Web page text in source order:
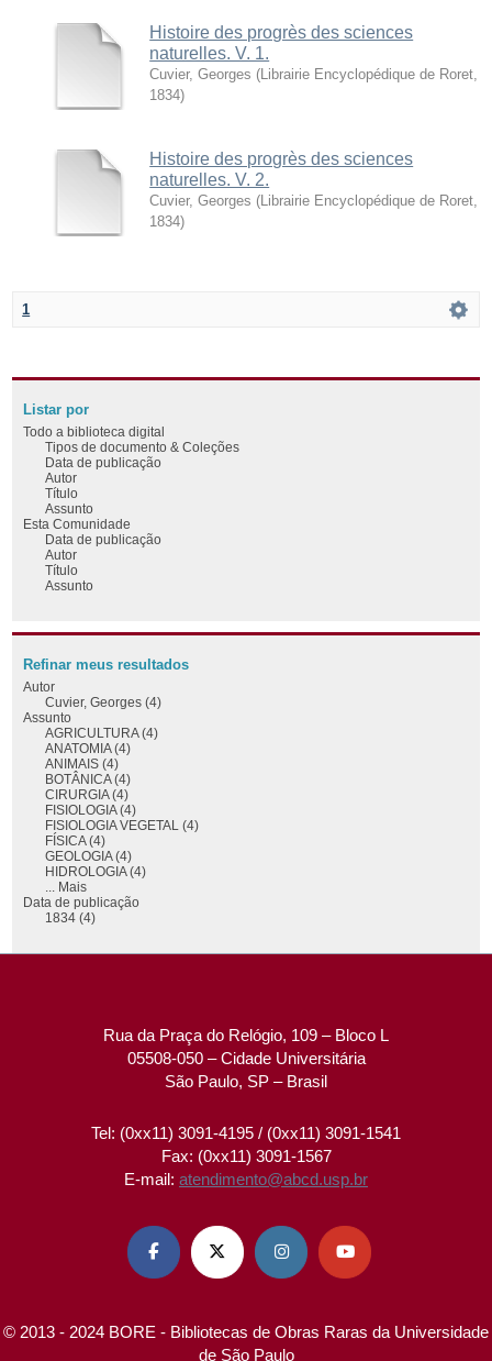
Histoire des progrès des sciences
naturelles. V. 1.
Cuvier, Georges ( Librairie Encyclopédique de Roret
1834)
Histoire des progrès des sciences
naturelles. V. 2.
Cuvier, Georges ( Librairie Encyclopédique de Roret
1834)
1
Listar por
Todo a biblioteca digital
Tipos de documento & Coleções
Data de publicação
Autor
Título
Assunto
Esta Comunidade
Data de publicação
Autor
Título
Assunto
Refinar meus resultados
Autor
Cuvier, Georges (4)
Assunto
AGRICULTURA (4)
ANATOMIA (4)
ANIMAIS (4)
BOTÂNICA (4)
CIRURGIA (4)
FISIOLOGIA (4)
FISIOLOGIA VEGETAL (4)
FÍSICA (4)
GEOLOGIA (4)
HIDROLOGIA (4)
... Mais
Data de publicação
1834 (4)
Rua da Praça do Relógio, 109 – Bloco L
05508-050 – Cidade Universitária
São Paulo, SP – Brasil
Tel: (0xx11) 3091-4195 / (0xx11) 3091-1541
Fax: (0xx11) 3091-1567
E-mail: atendimento@abcd.usp.br
   
© 2013 - 2024 BORE - Bibliotecas de Obras Raras da Universidade
de São Paulo